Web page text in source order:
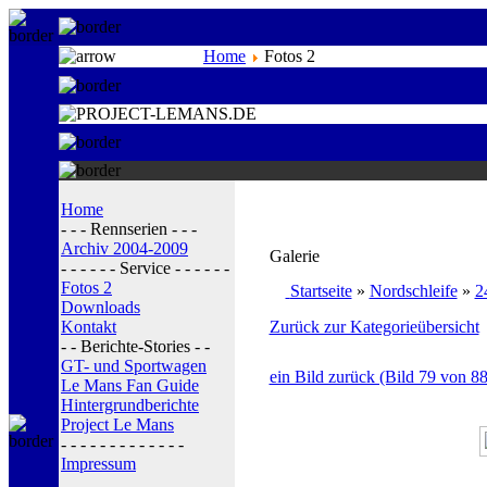
Home Fotos 2
Home
- - - Rennserien - - -
Archiv 2004-2009
- - - - - - Service - - - - - -
Fotos 2
Downloads
Kontakt
- - Berichte-Stories - -
GT- und Sportwagen
Le Mans Fan Guide
Hintergrundberichte
Project Le Mans
- - - - - - - - - - - - -
Impressum
Galerie
Startseite» Nordschleife»
Zurück zur Kategorieübersicht
ein Bild zurück (Bild 79 von